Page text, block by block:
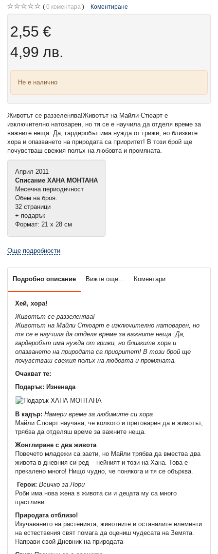
0 коментара Коментиране
2,55 €
4,99 лв.
Не е налично
Животът се раззеленява!Животът на Майли Стюарт е
изключително натоварен, но тя се е научила да отделя време за
важните неща. Да, гардеробът има нужда от грижи, но близките
хора и опазването на природата са приоритет! В този брой ще
почувстваш свежия полъх на любовта и промяната.
Април 2011
Списание ХАНА МОНТАНА
Месечна периодичност
Обем на броя:
32 страници
+ подарък
Формат: 21 х 28 см
Още подробности
Подробно описание Вижте още... Коментари
Хей, хора!
Животът се раззеленява!
Животът на Майли Стюарт е изключително натоварен, но
тя се е научила да отделя време за важните неща. Да,
гардеробът има нужда от грижи, но близките хора и
опазването на природата са приоритет! В този брой ще
почувстваш свежия полъх на любовта и промяната.
Очакват те:
Подарък: Изненада
В кадър: Намери време за любимите си хора
Майли Стюарт научава, че колкото и претоварен да е животът,
трябва да отделяш време за важните неща.
Жонглиране с два живота
Повечето младежи са заети, но Майли трябва да вмества два
живота в дневния си ред – нейният и този на Хана. Това е
прекалено много! Нищо чудно, че понякога и тя се обърква.
Герои: Всичко за Лори
Роби има нова жена в живота си и децата му са много
щастливи.
Природата отблизо!
Изучаването на растенията, животните и останалите елементи
на естествения свят помага да оцениш чудесата на Земята.
Направи свой Дневник на природата